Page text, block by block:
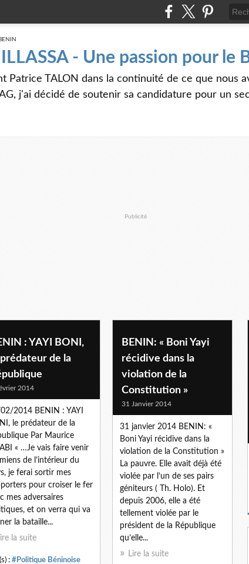
- Une passion pour le
Patrice TALON dans la continuité de ce que nous
j'ai décidé de soutenir sa candidature pour un
Publicité
: YAYI BONI,
prédateur de la
2014
2014 BENIN : YAYI
le prédateur de la
Par Maurice
« …Je vais faire venir
de l’intérieur du
je ferai sortir mes
pour croiser le fer
mes adversaires
et on verra qui va
la bataille...
la suite
: #Politique Béninoise
BENIN: « Boni Yayi
récidive dans la
violation de la
Constitution »
31 Janvier 2014
31 janvier 2014 BENIN: «
Boni Yayi récidive dans la
violation de la Constitution »
La pauvre. Elle avait déjà été
violée par l’un de ses pairs
géniteurs ( Th. Holo). Et
depuis 2006, elle a été
tellement violée par le
président de la République
qu’elle...
Lire la suite